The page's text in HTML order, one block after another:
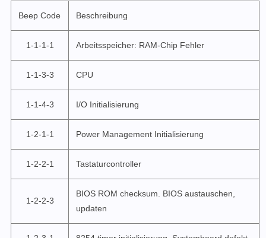
Beep Code Beschreibung
1-1-1-1 Arbeitsspeicher: RAM-Chip Fehler
1-1-3-3 CPU
1-1-4-3 I/O Initialisierung
1-2-1-1 Power Management Initialisierung
1-2-2-1 Tastaturcontroller
1-2-2-3
BIOS ROM checksum. BIOS austauschen,
updaten